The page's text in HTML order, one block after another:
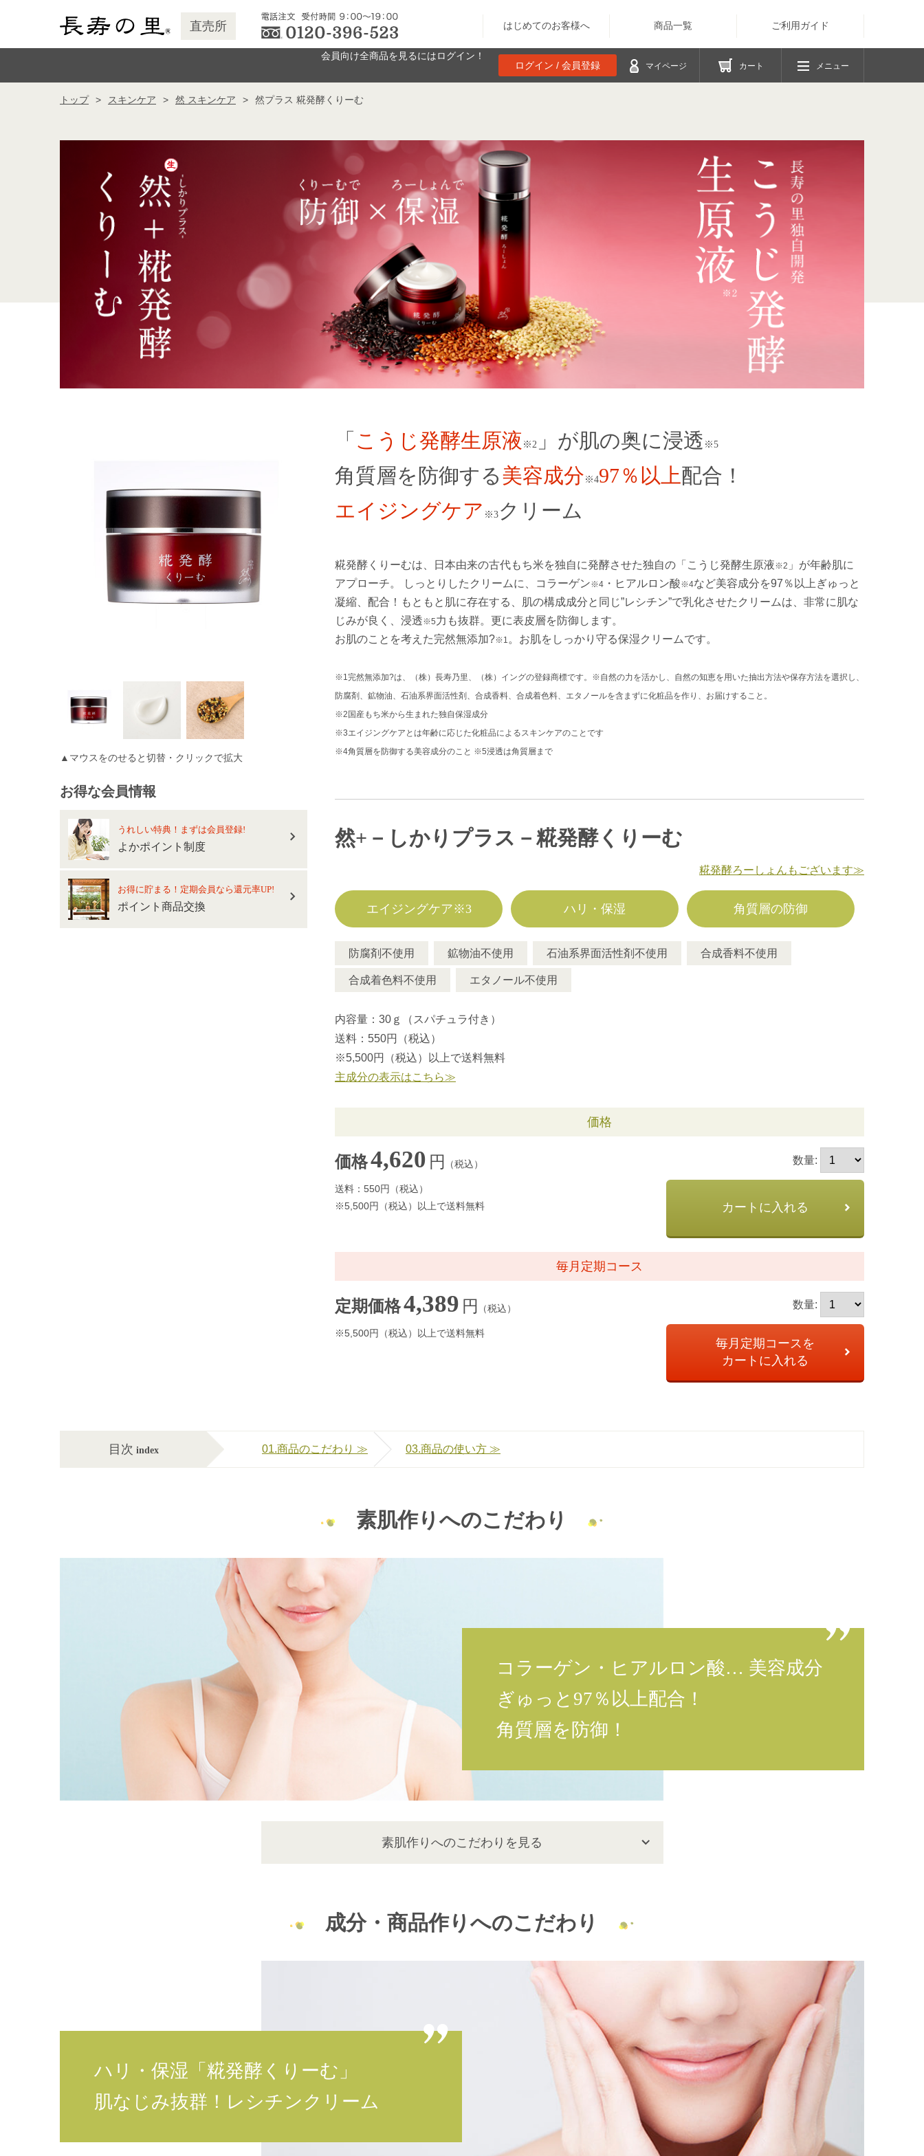
直売所 はじめてのお客様へ 商品一覧 ご利用ガイド
会員向け全商品を見るにはログイン！
ログイン / 会員登録
マイページ カート メニュー
トップ スキンケア 然 スキンケア 然プラス 糀発酵くりーむ
▲マウスをのせると切替・クリックで拡大
お得な会員情報
うれしい特典！まずは会員登録!
よかポイント制度
お得に貯まる！定期会員なら還元率UP!
ポイント商品交換
「 こうじ発酵生原液 ※2 」が肌の奥に浸透 ※5
角質層を防御する美容成分 ※497％以上配合！
エイジングケア ※3 クリーム
糀発酵くりーむは、日本由来の古代もち米を独自に発酵させた独自の「こうじ発酵生原液※2 」が年齢肌に
アプローチ。 しっとりしたクリームに、コラーゲン※4 ・ヒアルロン酸※4など美容成分を97％以上ぎゅっと
凝縮、配合！もともと肌に存在する、肌の構成成分と同じ”レシチン”で乳化させたクリームは、非常に肌な
じみが良く、浸透※5力も抜群。更に表皮層を防御します。
お肌のことを考えた完然無添加?※1 。お肌をしっかり守る保湿クリームです。
※1完然無添加?は、（株）長寿乃里、（株）イングの登録商標です。※自然の力を活かし、自然の知恵を用いた抽出方法や保存方法を選択し、
防腐剤、鉱物油、石油系界面活性剤、合成香料、合成着色料、エタノールを含まずに化粧品を作り、お届けすること。
※2国産もち米から生まれた独自保湿成分
※3エイジングケアとは年齢に応じた化粧品によるスキンケアのことです
※4角質層を防御する美容成分のこと ※5浸透は角質層まで
然+－しかりプラス－糀発酵くりーむ
糀発酵ろーしょんもございます≫
エイジングケア※3 ハリ・保湿 角質層の防御
防腐剤不使用 鉱物油不使用 石油系界面活性剤不使用 合成香料不使用
合成着色料不使用 エタノール不使用
内容量：30ｇ（スパチュラ付き）
送料：550円（税込）
※5,500円（税込）以上で送料無料
主成分の表示はこちら≫
価格
価格4,620 円 （税込）
送料：550円（税込）
※5,500円（税込）以上で送料無料
数量:
カートに入れる
毎月定期コース
定期価格4,389 円 （税込）
※5,500円（税込）以上で送料無料
数量:
毎月定期コースを
カートに入れる
目次 index 01.商品のこだわり ≫ 03.商品の使い方 ≫
素肌作りへのこだわり
コラーゲン・ヒアルロン酸… 美容成分
ぎゅっと97％以上配合！
角質層を防御！
素肌作りへのこだわりを見る
成分・商品作りへのこだわり
ハリ・保湿「糀発酵くりーむ」
肌なじみ抜群！レシチンクリーム